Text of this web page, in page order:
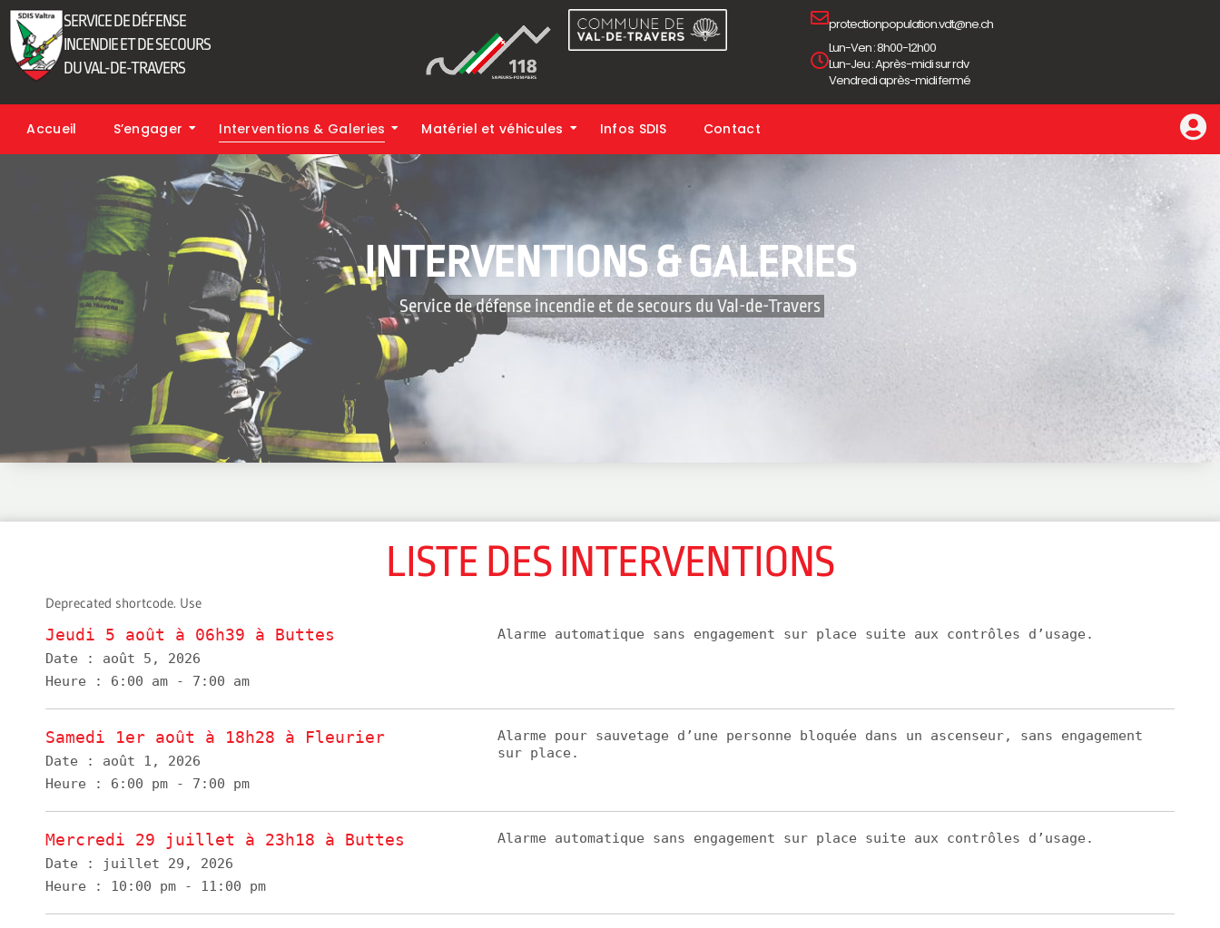
SERVICE DE DÉFENSE
INCENDIE ET DE SECOURS
DU VAL-DE-TRAVERS
protectionpopulation.vdt@ne.ch
Lun-Ven : 8h00-12h00
Lun-Jeu : Après-midi sur rdv
Vendredi après-midi fermé
Accueil S’engager Interventions & Galeries Matériel et véhicules Infos SDIS Contact
INTERVENTIONS & GALERIES
‎ Service de défense incendie et de secours du Val-de-Travers‎ ‎
LISTE DES INTERVENTIONS
Deprecated shortcode. Use
Jeudi 5 août à 06h39 à Buttes
Date : août 5, 2026
Heure : 6:00 am - 7:00 am
Alarme automatique sans engagement sur place suite aux contrôles d’usage.
Samedi 1er août à 18h28 à Fleurier
Date : août 1, 2026
Heure : 6:00 pm - 7:00 pm
Alarme pour sauvetage d’une personne bloquée dans un ascenseur, sans engagement
sur place.
Mercredi 29 juillet à 23h18 à Buttes
Date :
juillet 29, 2026
Heure : 10:00 pm - 11:00 pm
Alarme automatique sans engagement sur place suite aux contrôles d’usage.